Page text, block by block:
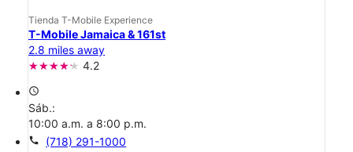
Tienda T-Mobile Experience
T-Mobile Jamaica & 161st
2.8 miles away
4.2
access_time
Sáb.:
10:00 a.m. a 8:00 p.m.
call (718) 291-1000